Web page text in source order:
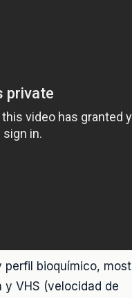
bioquímico,
VHS (velocidad de